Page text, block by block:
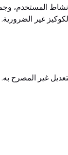
المستخدم،
غير الضرورية.
غير المصرح